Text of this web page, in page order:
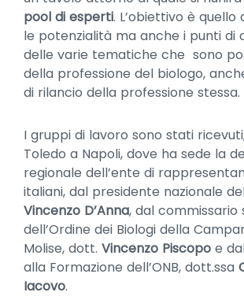
pool di esperti. L’obiettivo è quello
le potenzialità ma anche i punti di
delle varie tematiche che sono
della professione del biologo,
di rilancio della professione stessa.
I gruppi di lavoro sono stati
Toledo a Napoli, dove ha sede la
regionale dell’ente di
italiani, dal presidente nazionale
Vincenzo D’Anna, dal commissario
dell’Ordine dei Biologi della
Molise, dott. Vincenzo Piscopo e
alla Formazione dell’ONB, dott.ssa
Iacovo.